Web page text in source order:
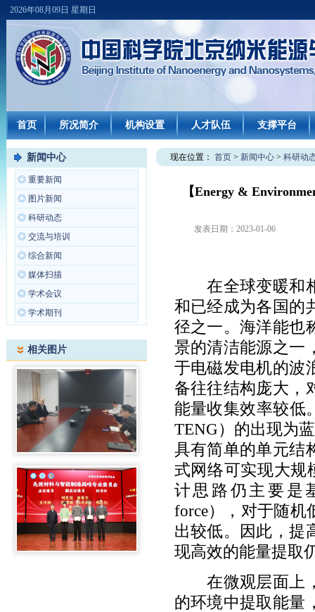
2026年08月09日 星期日
首页 所况简介 机构设置 人才队伍 支撑平台
新闻中心
◎ 重要新闻
◎ 图片新闻
◎ 科研动态
◎ 交流与培训
◎ 综合新闻
◎ 媒体扫描
◎ 学术会议
◎ 学术期刊
相关图片
现在位置： 首页> 新闻中心> 科研动
【Energy &
发表日期： 2023-01-06
在全球变暖和
和已经成为各国的
径之一。海洋能也
景的清洁能源之一
于电磁发电机的波
备往往结构庞大，
能量收集效率较低
TENG）的出现为
具有简单的单元结
式网络可实现大规
计思路仍主要是
force），对于随机
出较低。因此，提
现高效的能量提取
在微观层面上
的环境中提取能量